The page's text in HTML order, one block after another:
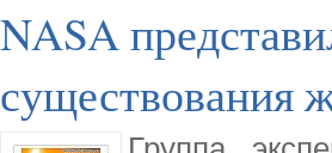
NASA
существования